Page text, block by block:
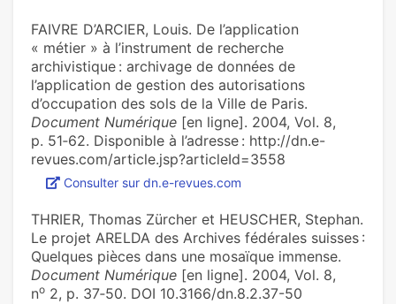
FAIVRE D’ARCIER, Louis. De l’application
« métier » à l’instrument de recherche
archivistique : archivage de données de
l’application de gestion des autorisations
d’occupation des sols de la Ville de Paris.
Document Numérique [en ligne]. 2004, Vol. 8,
p. 51‑62. Disponible à l’adresse : http://dn.e-
revues.com/article.jsp?articleId=3558
Consulter sur dn.e-revues.com
THRIER, Thomas Zürcher et HEUSCHER, Stephan.
Le projet ARELDA des Archives fédérales suisses :
Quelques pièces dans une mosaïque immense.
Document Numérique [en ligne]. 2004, Vol. 8,
no 2, p. 37‑50. DOI 10.3166/dn.8.2.37-50